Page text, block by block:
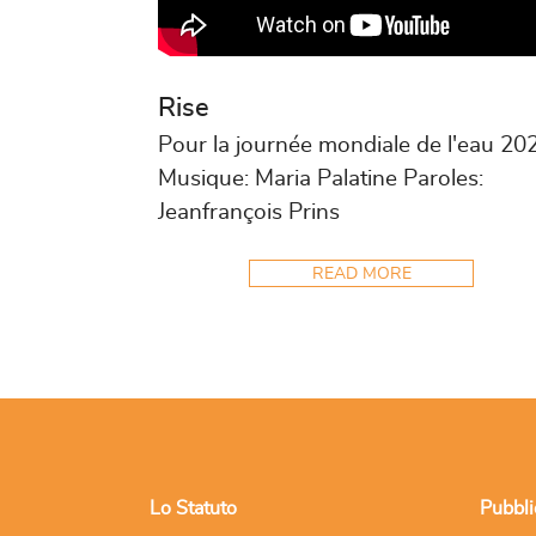
Rise
Pour la journée mondiale de l'eau
Musique: Maria Palatine Paroles:
Jeanfrançois Prins
READ MORE
Lo Statuto